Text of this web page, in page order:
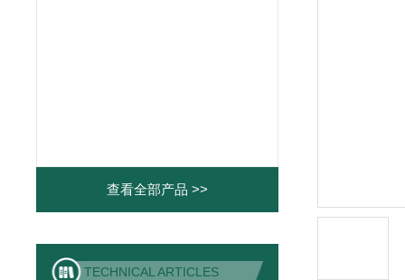
查看全部产品 >>
TECHNICAL ARTICLES